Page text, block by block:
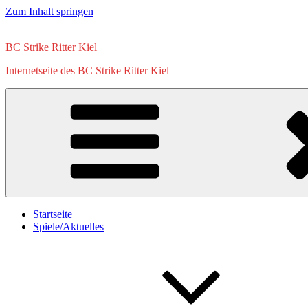
Zum Inhalt springen
BC Strike Ritter Kiel
Internetseite des BC Strike Ritter Kiel
Startseite
Spiele/Aktuelles